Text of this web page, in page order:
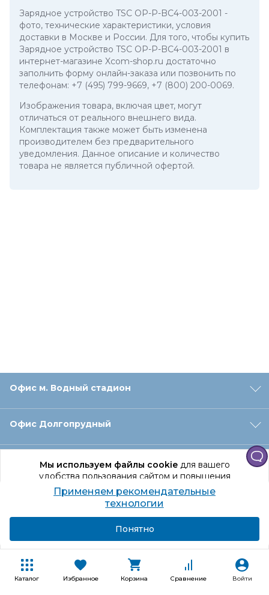
Каталог Избранное Корзина Сравнение Войти
Мы используем файлы cookieдля вашего
удобства пользования сайтом и повышения
качества рекомендаций.
Продолжая использование сайта, вы даете
согласие на обработку персональных данных
Зарядное устройство TSC OP-P-BC4-003-2001 -
фото, технические характеристики, условия
доставки в Москве и России. Для того, чтобы купить
Зарядное устройство TSC OP-P-BC4-003-2001 в
интернет-магазине Xcom-shop.ru достаточно
заполнить форму онлайн-заказа или позвонить по
телефонам: +7 (495) 799-9669, +7 (800) 200-0069.
Изображения товара, включая цвет, могут
отличаться от реального внешнего вида.
Комплектация также может быть изменена
производителем без предварительного
уведомления. Данное описание и количество
товара не является публичной офертой.
Офис м. Водный стадион
Офис Долгопрудный
Офис Санкт‑Петербург
Оформление заказа
Покупателям
Применяем рекомендательные
технологии
Понятно